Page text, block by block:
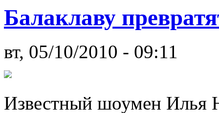
Балаклаву
вт, 05/10/2010 - 09:11
Известный шоумен Илья